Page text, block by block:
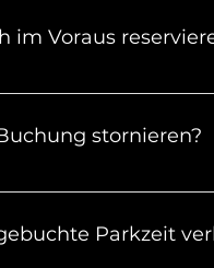
im Voraus
Monaten im Voraus
stornieren?
Buchung kostenlos
Parkzeit